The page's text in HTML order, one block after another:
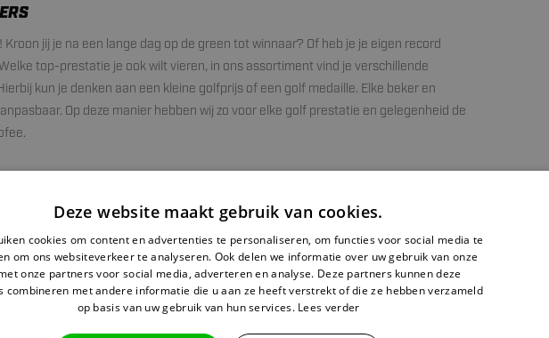
jij je na een lange dag op de green tot winnaar? Of heb je je eigen record
top-prestatie je ook wilt vieren, in ons assortiment vind je verschillende
kun je denken aan een kleine golfprijs of een golf medaille. Elke beker en
Op deze manier hebben wij zo voor elke golf prestatie en gelegenheid de
is het mogelijk om je golfbeker geheel naar eigen wens te personaliseren. Elke
uit een voetstuk, een afslag met een afbeelding van de sport waarvoor de
bedoeld en een graveerplaatje met daarop een tekst gegraveerd tot vier regels lang.
kun je elke golf medaille of trofee golf personaliseren en zie je gelijk wat
zal worden. Zo weet je precies wat je kunt verwachten!
Deze website maakt gebruik van cookies.
cookies om content en advertenties te personaliseren, om functies voor social media te
om ons websiteverkeer te analyseren. Ook delen we informatie over uw gebruik van onze
onze partners voor social media, adverteren en analyse. Deze partners kunnen deze
combineren met andere informatie die u aan ze heeft verstrekt of die ze hebben verzameld
op basis van uw gebruik van hun services. Lees verder